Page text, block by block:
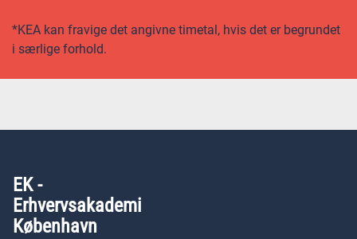
*KEA kan fravige det angivne timetal, hvis det er begrundet
i særlige forhold.
EK -
Erhvervsakademi
København